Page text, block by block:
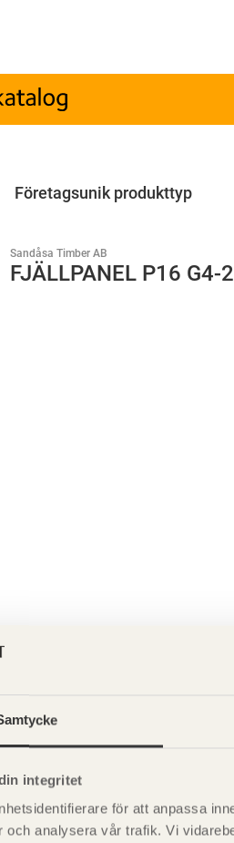
integritet
för att anpassa
och analysera vår trafik. Vi
Företagsunik produkttyp
Sandåsa Timber AB
FJÄLLPANEL P16 G4-
är svensk
för att beskriva